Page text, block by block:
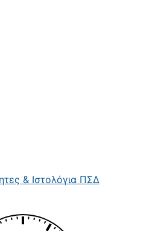
& Ιστολόγια ΠΣΔ